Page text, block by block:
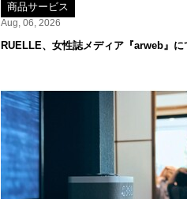
商品サービス
Aug, 06, 2026
RUELLE、女性誌メディア『arweb』